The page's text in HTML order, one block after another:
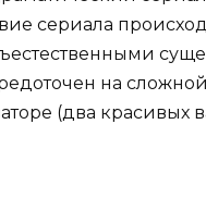
сериала
на
(два красивых